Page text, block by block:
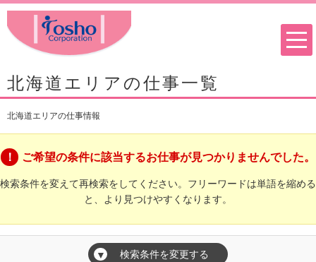
北海道エリアの仕事一覧
北海道エリアの仕事情報
ご希望の条件に該当するお仕事が見つかりませんでした。
検索条件を変えて再検索をしてください。フリーワードは単語を縮める
と、より見つけやすくなります。
▼ 検索条件を変更する